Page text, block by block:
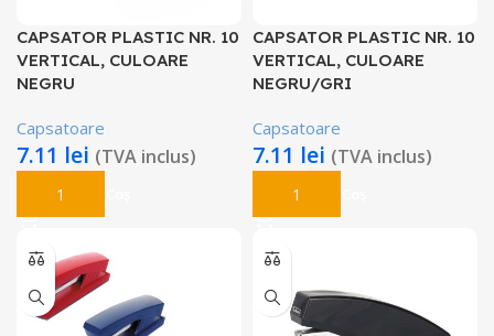
CAPSATOR PLASTIC NR. 10
VERTICAL, CULOARE
NEGRU
Capsatoare
7.11 lei (TVA inclus)
Adaugă În Coș
CAPSATOR PLASTIC NR. 10
VERTICAL, CULOARE
NEGRU/GRI
Capsatoare
7.11 lei (TVA inclus)
Adaugă În Coș